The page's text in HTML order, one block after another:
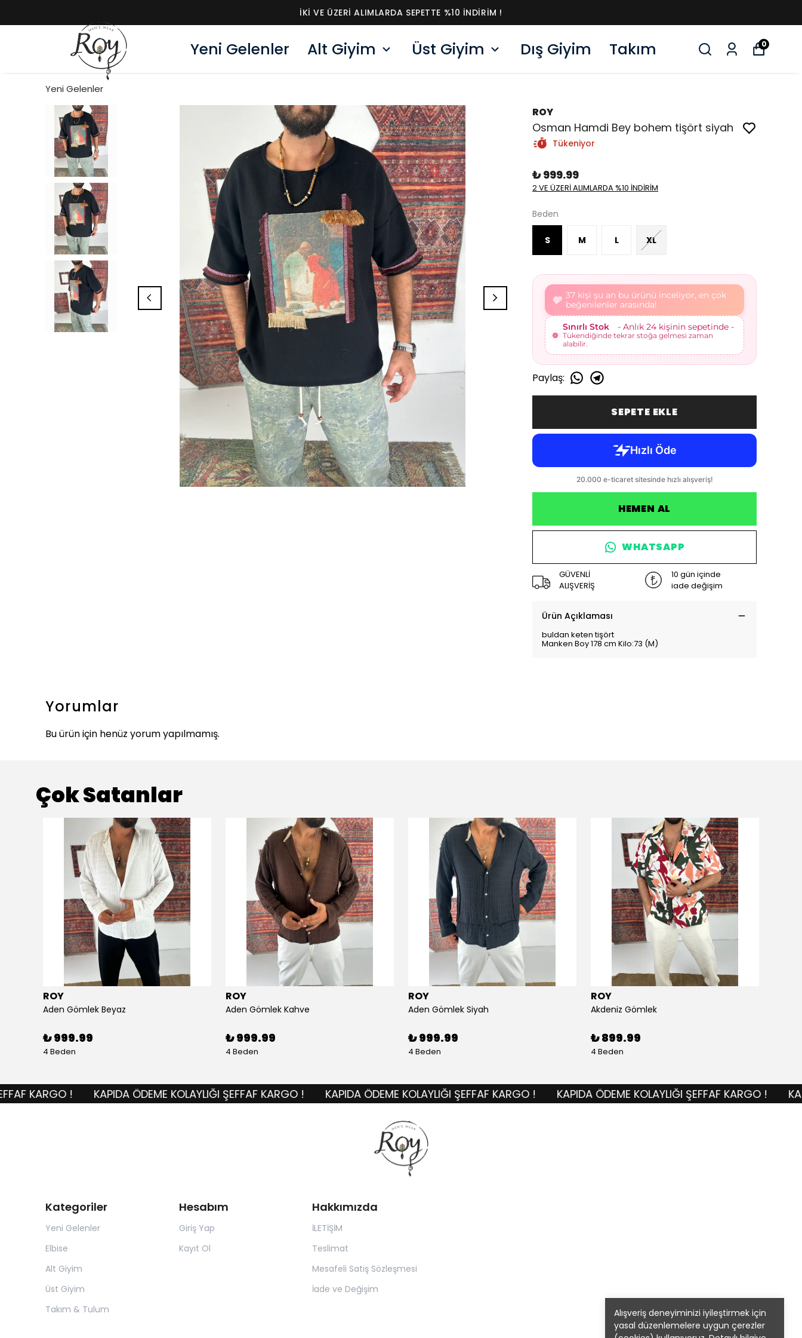
İKI VE ÜZERI ALIMLARDA SEPETTE %10 İNDIRIM !
Yeni Gelenler Alt Giyim Üst Giyim Dış Giyim Takım 0
Alışveriş deneyiminizi iyileştirmek için
yasal düzenlemelere uygun çerezler
Yeni Gelenler
ROY
Osman Hamdi Bey bohem tişört siyah
Tükeniyor
₺ 999.99
2 VE ÜZERİ ALIMLARDA %10 İNDİRİM
Beden
S M L XL
40 kişi şu an bu ürünü inceliyor, en çok
beğenilenler arasında!
Sınırlı Stok - Anlık 25 kişinin sepetinde -
Tükendiğinde tekrar stoğa gelmesi zaman
alabilir.
Paylaş:
SEPETE EKLE
HEMEN AL
WHATSAPP
GÜVENLİ
ALIŞVERİŞ
10 gün içinde
iade değişim
Ürün Açıklaması
buldan keten tişört
Manken Boy 178 cm Kilo:73 (M)
Yorumlar
Bu ürün için henüz yorum yapılmamış.
Çok Satanlar
ROY
Aden Gömlek Beyaz
₺ 999.99
4 Beden
ROY
Aden Gömlek Kahve
₺ 999.99
4 Beden
ROY
Aden Gömlek Siyah
₺ 999.99
4 Beden
ROY
Akdeniz Gömlek
₺ 899.99
4 Beden
KARGO ! KAPIDA ÖDEME KOLAYLIĞI ŞEFFAF KARGO ! KAPIDA ÖDEME KOLAYLIĞI ŞEFFAF KARGO ! KAPIDA ÖDEME KOLAYLIĞI ŞEFFAF KARGO !
Kategoriler
Yeni Gelenler
Elbise
Alt Giyim
Üst Giyim
Takım & Tulum
Hesabım
Giriş Yap
Kayıt Ol
Hakkımızda
İLETİŞİM
Teslimat
Mesafeli Satış Sözleşmesi
İade ve Değişim